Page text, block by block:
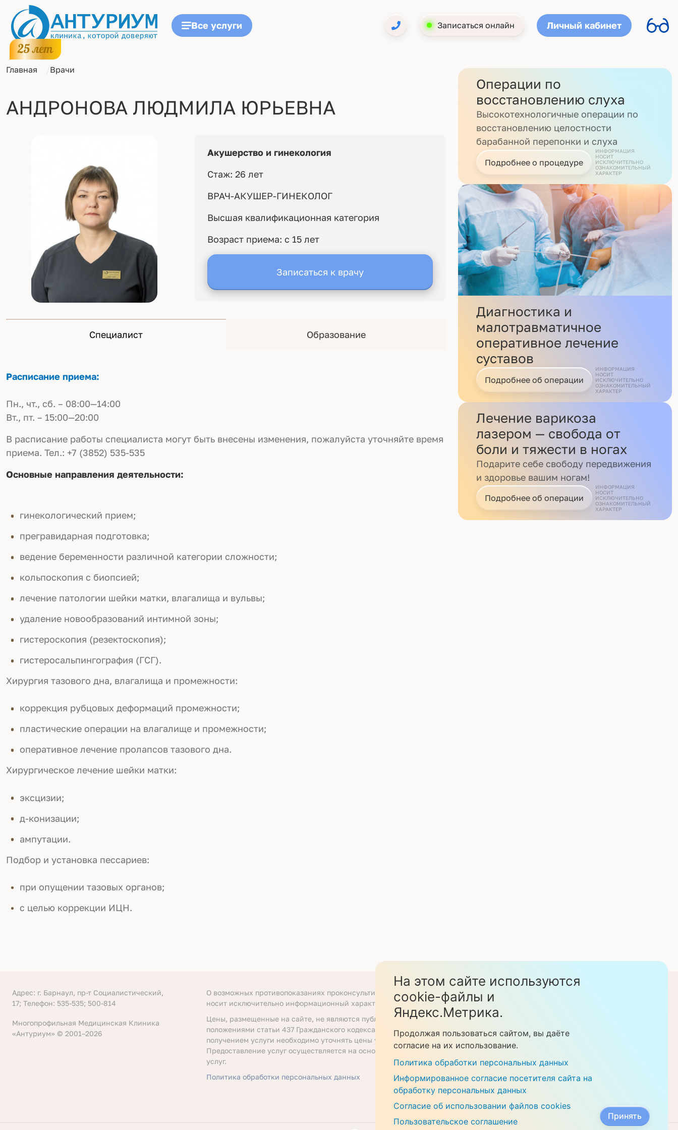
Все услуги Записаться онлайн Личный кабинет
Главная Врачи
АНДРОНОВА ЛЮДМИЛА ЮРЬЕВНА
Акушерство и гинекология
Стаж: 26 лет
ВРАЧ-АКУШЕР-ГИНЕКОЛОГ
Высшая квалификационная категория
Возраст приема: с 15 лет
Записаться к врачу
Специалист Образование
Расписание приема:
Пн., чт., сб. – 08:00—14:00
Вт., пт. – 15:00—20:00
В расписание работы специалиста могут быть внесены изменения, пожалуйста уточняйте время
приема. Тел.: +7 (3852) 535-535
Основные направления деятельности:
гинекологический прием;
прегравидарная подготовка;
ведение беременности различной категории сложности;
кольпоскопия с биопсией;
лечение патологии шейки матки, влагалища и вульвы;
удаление новообразований интимной зоны;
гистероскопия (резектоскопия);
гистеросальпингография (ГСГ).
Хирургия тазового дна, влагалища и промежности:
коррекция рубцовых деформаций промежности;
пластические операции на влагалище и промежности;
оперативное лечение пролапсов тазового дна.
Хирургическое лечение шейки матки:
эксцизии;
д-конизации;
ампутации.
Подбор и установка пессариев:
при опущении тазовых органов;
с целью коррекции ИЦН.
Операции по
восстановлению слуха
Высокотехнологичные операции по
восстановлению целостности
барабанной перепонки и слуха
Подробнее о процедуре
ИНФОРМАЦИЯ
НОСИТ
ИСКЛЮЧИТЕЛЬНО
ОЗНАКОМИТЕЛЬНЫЙ
ХАРАКТЕР
Диагностика и
малотравматичное
оперативное лечение
суставов
Подробнее об операции
ИНФОРМАЦИЯ
НОСИТ
ИСКЛЮЧИТЕЛЬНО
ОЗНАКОМИТЕЛЬНЫЙ
ХАРАКТЕР
Лечение варикоза
лазером — свобода от
боли и тяжести в ногах
Подарите себе свободу передвижения
и здоровье вашим ногам!
Подробнее об операции
ИНФОРМАЦИЯ
НОСИТ
ИСКЛЮЧИТЕЛЬНО
ОЗНАКОМИТЕЛЬНЫЙ
ХАРАКТЕР
Адрес: г. Барнаул, пр-т Социалистический,
17; Телефон: 535-535; 500-814
Многопрофильная Медицинская Клиника
«Антуриум» © 2001–2026
О возможных противопоказаниях проконсультируйтесь со специалистом. Данный сайт
носит исключительно информационный характер.
Цены, размещенные на сайте, не являются публичной офертой, определяемой
положениями статьи 437 Гражданского кодекса Российской Федерации. Перед
получением услуги необходимо уточнять цены у ответственных сотрудников клиники.
Предоставление услуг осуществляется на основании договора об оказании медицинских
услуг.
Политика обработки персональных данных
На этом сайте используются
cookie-файлы и
Яндекс.Метрика.
Продолжая пользоваться сайтом, вы даёте
согласие на их использование.
Политика обработки персональных данных
Информированное согласие посетителя сайта на
обработку персональных данных
Согласие об использовании файлов cookies
Пользовательское соглашение
Принять